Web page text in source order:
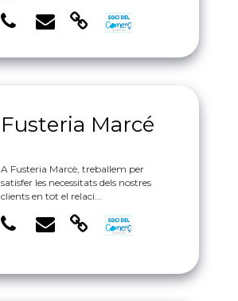
Fusteria Marcé
A Fusteria Marcè, treballem per
satisfer les necessitats dels nostres
clients en tot el relaci...